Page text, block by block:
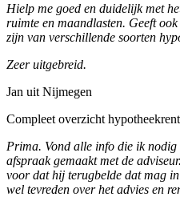
Hielp me goed en duidelijk met
ruimte en maandlasten. Geeft
zijn van verschillende soorten
Zeer uitgebreid.
Jan uit Nijmegen
Compleet overzicht
Prima. Vond alle info die ik
afspraak gemaakt met de
voor dat hij terugbelde dat mag
wel tevreden over het advies en